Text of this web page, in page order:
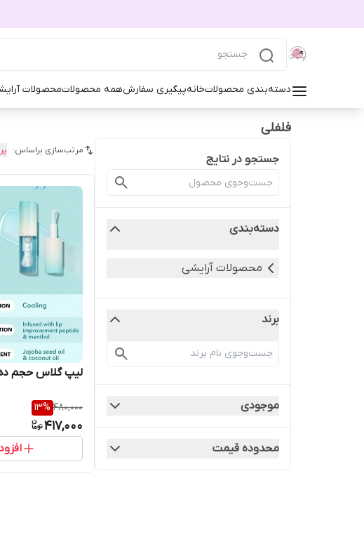
دسته‌بندی محصولاتخانهپیگیری سفارشهمه محصولاتمحصولات
فلفلی
جستجو در نتایج
دسته‌بندی
محصولات آرایشی
برند
موجودی
محدوده قیمت
مرتب‌سازی براساس:
لیپ گلاس حجم
480,000
13%
417,000